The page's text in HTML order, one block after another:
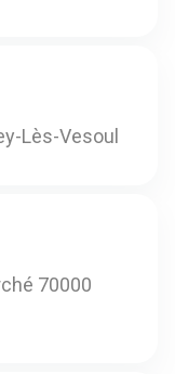
Lès-Vesoul
70000